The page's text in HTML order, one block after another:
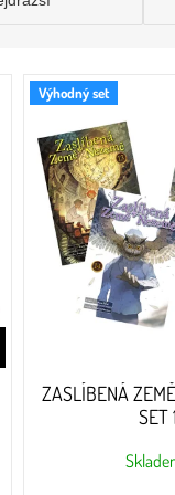
Výhodný set
ZASLÍBENÁ
SET